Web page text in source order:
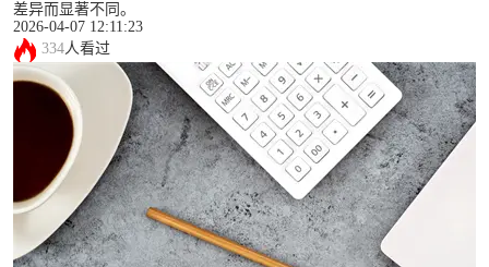
差异而显著不同。
2026-04-07 12:11:23
334人看过